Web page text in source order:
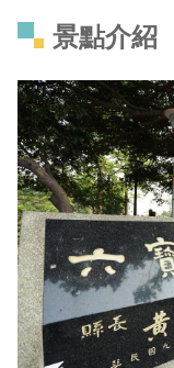
景點介紹